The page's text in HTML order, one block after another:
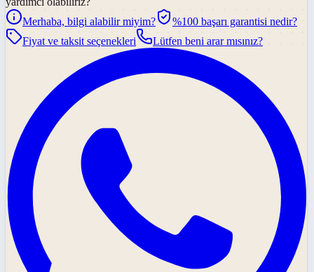
Merhaba, bilgi alabilir miyim?
%100 başarı garantisi nedir?
Fiyat ve taksit seçenekleri
Lütfen beni arar mısınız?